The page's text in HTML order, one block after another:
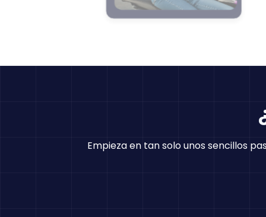
Empieza en tan solo unos sencillos